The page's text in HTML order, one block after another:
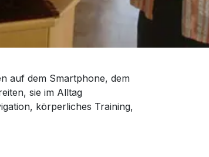
auf dem Smartphone, dem
sie im Alltag
körperliches Training,